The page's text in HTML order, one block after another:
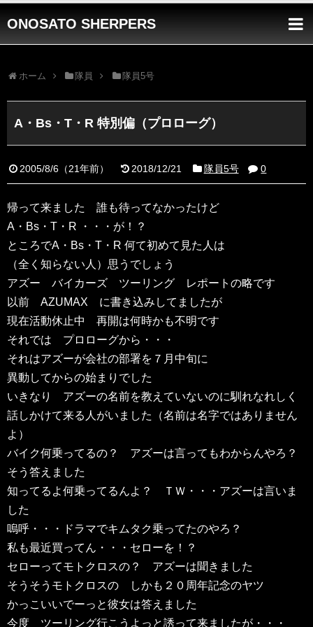
ONOSATO SHERPERS
ホーム 隊員 隊員5号
A・Bs・T・R 特別偏（プロローグ）
2005/8/6 （21年前） 2018/12/21 隊員5号 0
帰って来ました 誰も待ってなかったけど
A・Bs・T・R ・・・が！？
ところでA・Bs・T・R 何て初めて見た人は
（全く知らない人）思うでしょう
アズー バイカーズ ツーリング レポートの略です
以前 AZUMAX に書き込みしてましたが
現在活動休止中 再開は何時かも不明です
それでは プロローグから・・・
それはアズーが会社の部署を７月中旬に
異動してからの始まりでした
いきなり アズーの名前を教えていないのに馴れなれしく
話しかけて来る人がいました（名前は名字ではありません
よ）
バイク何乗ってるの？ アズーは言ってもわからんやろ？
そう答えました
知ってるよ何乗ってるんよ？ ＴＷ・・・アズーは言いま
した
嗚呼・・・ドラマでキムタク乗ってたのやろ？
私も最近買ってん・・・セローを！？
セローってモトクロスの？ アズーは聞きました
そうそうモトクロスの しかも２０周年記念のヤツ
かっこいいでーっと彼女は答えました
今度 ツーリング行こうよっと誘って来ましたが・・・